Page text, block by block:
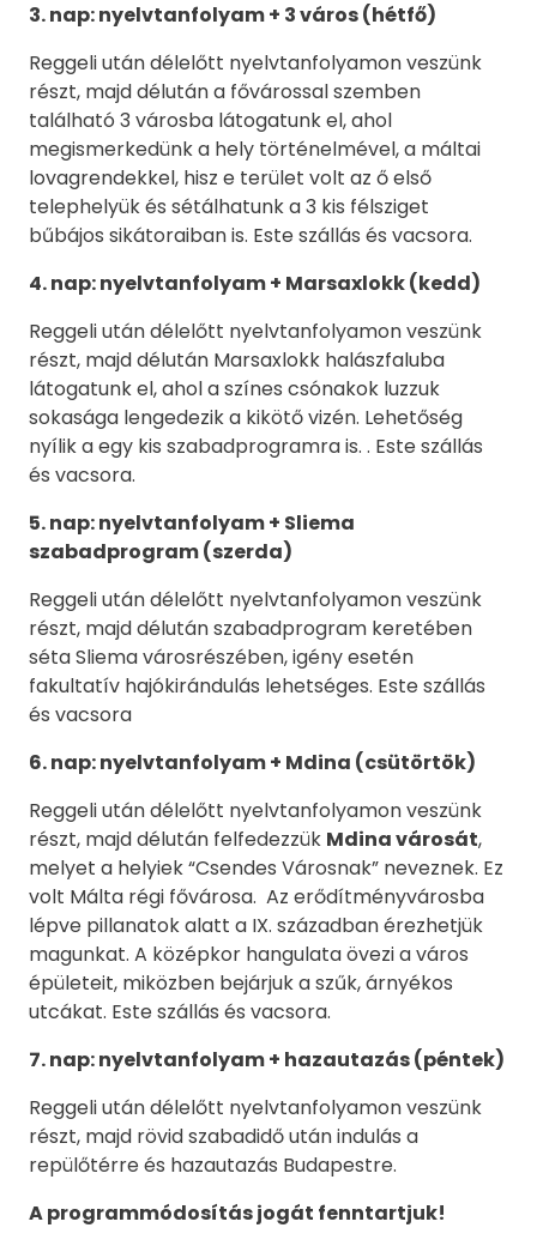
3. nap: nyelvtanfolyam + 3 város (hétfő)
Reggeli után délelőtt nyelvtanfolyamon veszünk
részt, majd délután a fővárossal szemben
található 3 városba látogatunk el, ahol
megismerkedünk a hely történelmével, a máltai
lovagrendekkel, hisz e terület volt az ő első
telephelyük és sétálhatunk a 3 kis félsziget
bűbájos sikátoraiban is. Este szállás és vacsora.
4. nap: nyelvtanfolyam + Marsaxlokk(kedd)
Reggeli után délelőtt nyelvtanfolyamon veszünk
részt, majd délután Marsaxlokk halászfaluba
látogatunk el, ahol a színes csónakok luzzuk
sokasága lengedezik a kikötő vizén. Lehetőség
nyílik a egy kis szabadprogramra is. . Este szállás
és vacsora.
5. nap:nyelvtanfolyam + Sliema
szabadprogram (szerda)
Reggeli után délelőtt nyelvtanfolyamon veszünk
részt, majd délután szabadprogram keretében
séta Sliema városrészében, igény esetén
fakultatív hajókirándulás lehetséges. Este szállás
és vacsora
6. nap:nyelvtanfolyam + Mdina (csütörtök)
Reggeli után délelőtt nyelvtanfolyamon veszünk
részt, majd délután felfedezzük Mdina városát,
melyet a helyiek “Csendes Városnak” neveznek. Ez
volt Málta régi fővárosa. Az erődítményvárosba
lépve pillanatok alatt a IX. században érezhetjük
magunkat. A középkor hangulata övezi a város
épületeit, miközben bejárjuk a szűk, árnyékos
utcákat. Este szállás és vacsora.
7. nap:nyelvtanfolyam + hazautazás (péntek)
Reggeli után délelőtt nyelvtanfolyamon veszünk
részt, majd rövid szabadidő után indulás a
repülőtérre és hazautazás Budapestre.
A programmódosítás jogát fenntartjuk!